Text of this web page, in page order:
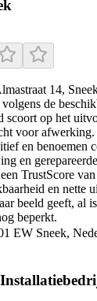
14,
de
scoort op het
voor
en benoemen
en
TrustScore
en nette
beeld geeft, al
beperkt.
EW Sneek,